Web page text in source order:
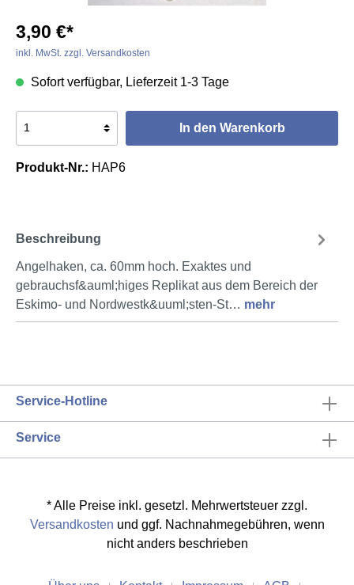
3,90 €*
inkl. MwSt. zzgl. Versandkosten
Sofort verfügbar, Lieferzeit 1-3 Tage
In den Warenkorb
Produkt-Nr.: HAP6
Beschreibung
Angelhaken, ca. 60mm hoch. Exaktes und
gebrauchsf&auml;higes Replikat aus dem Bereich der
Eskimo- und Nordwestk&uuml;sten-St… mehr
Service-Hotline
Service
* Alle Preise inkl. gesetzl. Mehrwertsteuer zzgl.
Versandkosten und ggf. Nachnahmegebühren, wenn
nicht anders beschrieben